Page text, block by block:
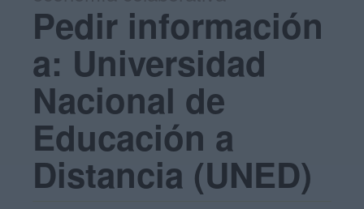
Pedir información
a: Universidad
Nacional de
Educación a
Distancia (UNED)